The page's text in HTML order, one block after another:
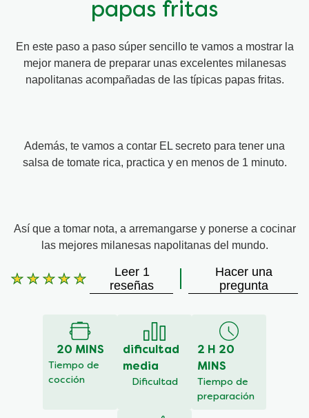
papas fritas
En este paso a paso súper sencillo te vamos a mostrar la
mejor manera de preparar unas excelentes milanesas
napolitanas acompañadas de las típicas papas fritas.
Además, te vamos a contar EL secreto para tener una
salsa de tomate rica, practica y en menos de 1 minuto.
Así que a tomar nota, a arremangarse y ponerse a cocinar
las mejores milanesas napolitanas del mundo.
La
Leer 1
reseñas
Hacer una
pregunta
20 MINS
Tiempo de
cocción
dificultad
media
Dificultad
2 H 20
MINS
Tiempo de
preparación